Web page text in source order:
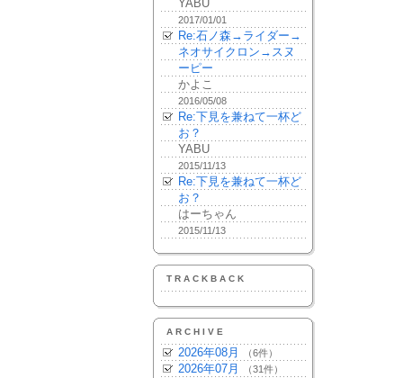
YABU
2017/01/01
Re:石ノ森→ライダー→
ネオサイクロン→スヌ
ーピー
かよこ
2016/05/08
Re:下見を兼ねて一杯ど
お？
YABU
2015/11/13
Re:下見を兼ねて一杯ど
お？
はーちゃん
2015/11/13
TRACKBACK
ARCHIVE
2026年08月 （6件）
2026年07月 （31件）